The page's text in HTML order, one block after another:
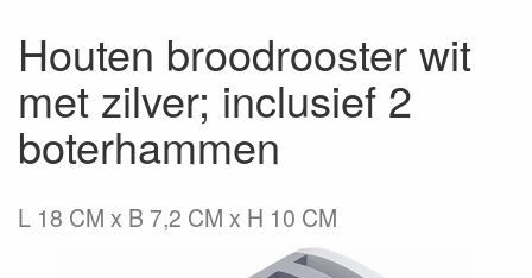
Houten broodrooster wit
met zilver; inclusief 2
boterhammen
L 18 CM x B 7,2 CM x H 10 CM